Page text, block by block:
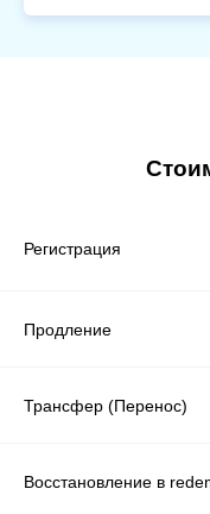
Регистрация
Продление
Трансфер (Перенос)
Восстановление в